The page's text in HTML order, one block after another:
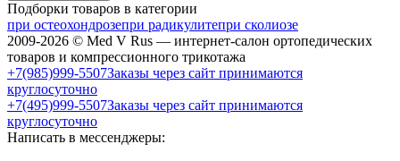
Подборки товаров в категории
при остеохондрозепри радикулитепри сколиозе
2009-2026 © Med V Rus — интернет-салон ортопедических
товаров и компрессионного трикотажа
+7(985)999-5507Заказы через сайт принимаются
круглосуточно
+7(495)999-5507Заказы через сайт принимаются
круглосуточно
Написать в мессенджеры: